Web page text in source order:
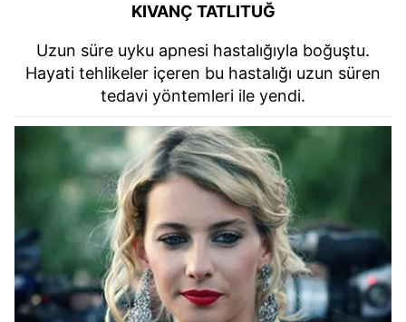
KIVANÇ TATLITUĞ
Uzun süre uyku apnesi hastalığıyla boğuştu.
Hayati tehlikeler içeren bu hastalığı uzun süren
tedavi yöntemleri ile yendi.